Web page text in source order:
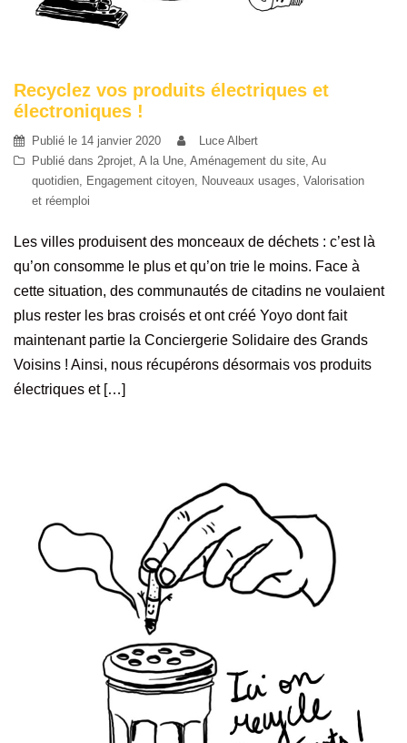
Recyclez vos produits électriques et
électroniques !
Publié le 14 janvier 2020
Luce Albert
Publié dans 2projet, A la Une, Aménagement du site, Au
quotidien, Engagement citoyen, Nouveaux usages, Valorisation
et réemploi
Les villes produisent des monceaux de déchets : c’est là
qu’on consomme le plus et qu’on trie le moins. Face à
cette situation, des communautés de citadins ne voulaient
plus rester les bras croisés et ont créé Yoyo dont fait
maintenant partie la Conciergerie Solidaire des Grands
Voisins ! Ainsi, nous récupérons désormais vos produits
électriques et […]